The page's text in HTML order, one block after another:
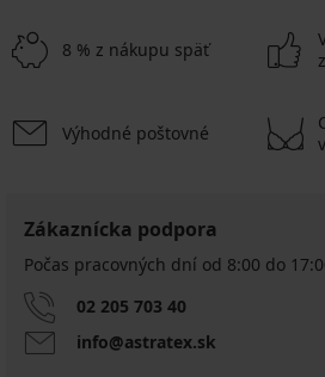
8 % z nákupu späť
Výhodné poštovné
Zákaznícka podpora
Počas pracovných dní od 8:00 do
02 205 703 40
info@astratex.sk